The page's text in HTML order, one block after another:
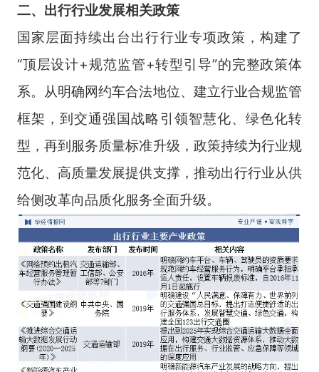
二、出行行业发展相关政策
国家层面持续出台出行行业专项政策，构建了
“顶层设计+规范监管+转型引导”的完整政策体
系。从明确网约车合法地位、建立行业合规监管
框架，到交通强国战略引领智慧化、绿色化转
型，再到服务质量标准升级，政策持续为行业规
范化、高质量发展提供支撑，推动出行行业从供
给侧改革向品质化服务全面升级。